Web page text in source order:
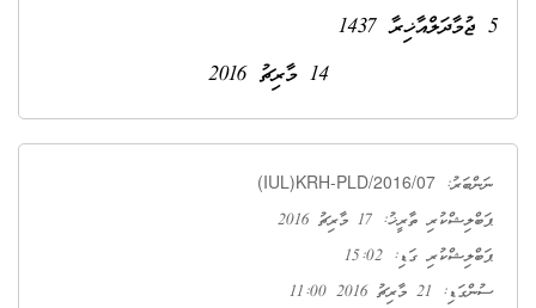
5 ޖުމާދަލްއާޚިރާ 1437
14 މާރިޗު 2016
ނަންބަރު: (IUL)KRH-PLD/2016/07
ޕަބްލިޝްކުރި ތާރީޚު: 17 މާރިޗު 2016
ޕަބްލިޝްކުރި ގަޑި: 15:02
ސުންގަޑި: 21 މާރިޗު 2016 11:00